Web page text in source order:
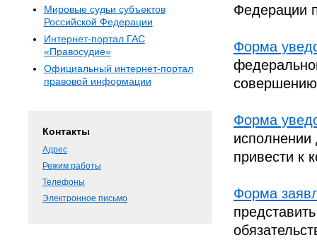
Федерации
Форма
Форма
исполнении
привести к
Форма
Мировые судьи субъектов
Российской Федерации
Интернет-портал ГАС
«Правосудие»
Официальный интернет-портал
правовой информации
Контакты
Адрес
Режим работы
Телефоны
Электронное письмо